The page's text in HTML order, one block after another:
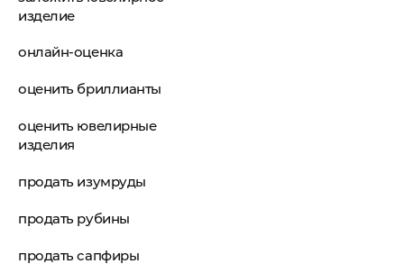
изделие
онлайн-оценка
оценить бриллианты
оценить ювелирные
изделия
продать изумруды
продать рубины
продать сапфиры